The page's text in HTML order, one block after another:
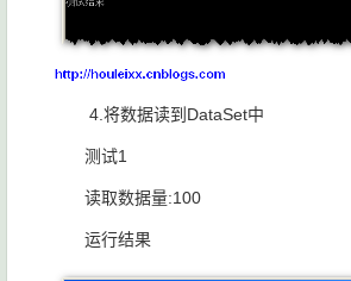
4.将数据读到DataSet中
测试1
读取数据量:100
运行结果